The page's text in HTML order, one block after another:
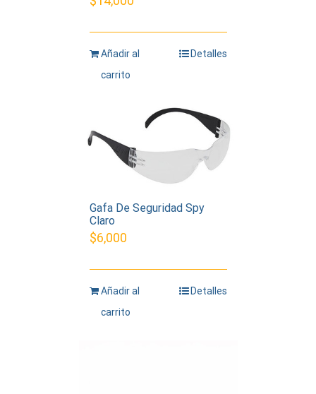
Añadir al
carrito
Detalles
Gafa De Seguridad Spy
Claro
$6,000
Añadir al
carrito
Detalles